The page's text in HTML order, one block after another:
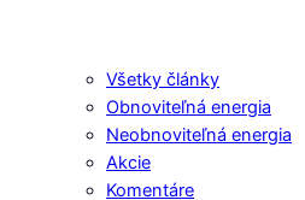
Všetky články
Obnoviteľná energia
Neobnoviteľná energia
Akcie
Komentáre